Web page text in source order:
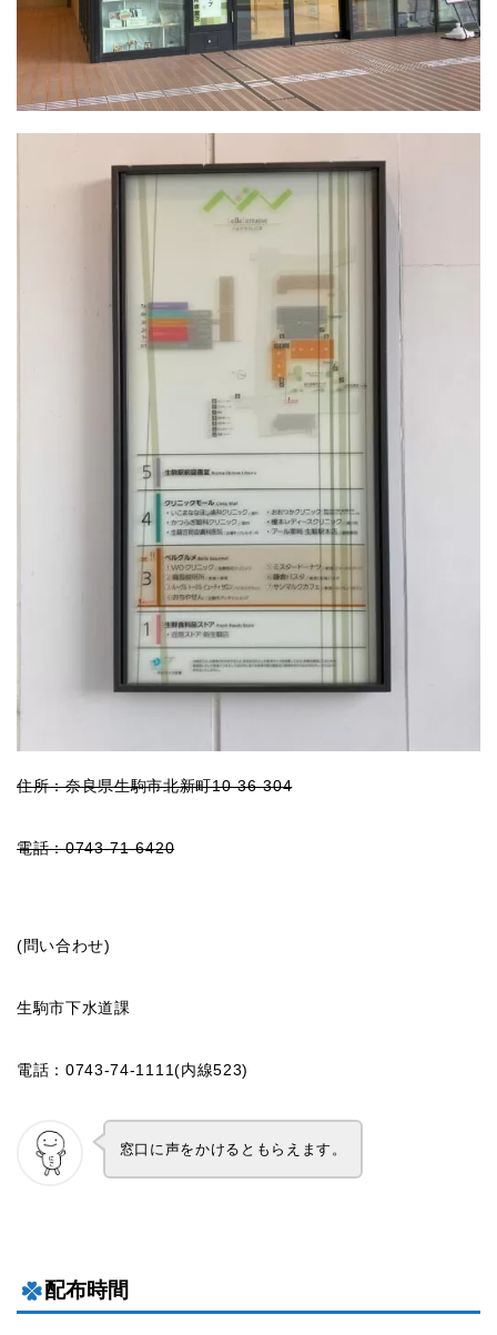
住所：奈良県生駒市北新町10-36-304
電話：0743-71-6420
(問い合わせ)
生駒市下水道課
電話：0743-74-1111(内線523)
窓口に声をかけるともらえます。
配布時間